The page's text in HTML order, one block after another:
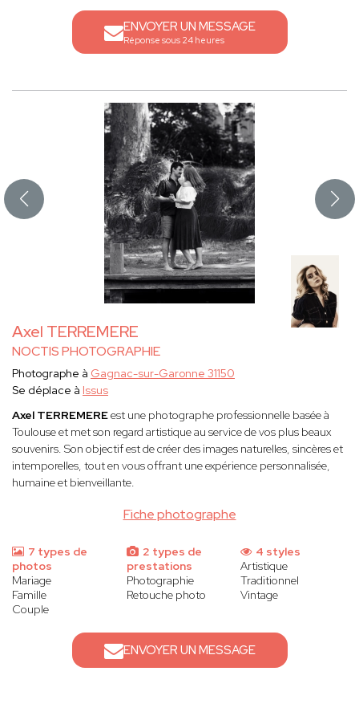
ENVOYER UN MESSAGE
Réponse sous 24 heures
Axel TERREMERE
NOCTIS PHOTOGRAPHIE
Fiche photographe
Photographe à Gagnac-sur-Garonne 31150
Se déplace à Issus
Axel TERREMEREest une photographe professionnelle basée à
Toulouse et met son regard artistique au service de vos plus beaux
souvenirs. Son objectif est de créer des images naturelles, sincères et
intemporelles, tout en vous offrant une expérience personnalisée,
humaine et bienveillante.
7 types de
photos
Mariage
Famille
Couple
2 types de
prestations
Photographie
Retouche photo
4 styles
Artistique
Traditionnel
Vintage
ENVOYER UN MESSAGE